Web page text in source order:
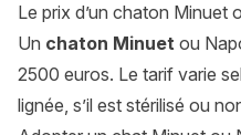
Le prix d’un chaton Minuet
Un chaton Minuet ou
2500 euros. Le tarif varie
lignée, s’il est stérilisé ou